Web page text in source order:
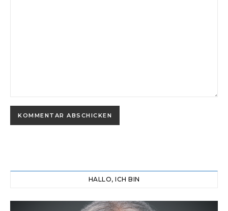
HALLO, ICH BIN